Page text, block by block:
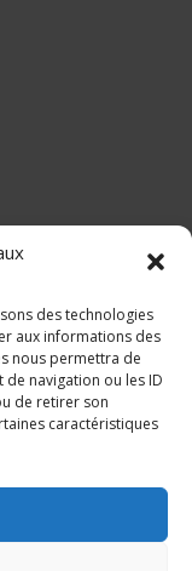
des technologies
aux informations des
nous permettra de
navigation ou les ID
de retirer son
caractéristiques